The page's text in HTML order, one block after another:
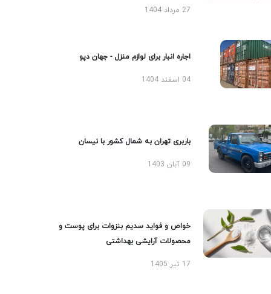
27 مرداد 1404
اجاره انبار برای لوازم منزل - جهان دپو
04 اسفند 1404
باربری تهران به شمال کشور با نیسان
09 آبان 1403
خواص و فواید سدیم بنزوات برای پوست و
محصولات آرایشی بهداشتی
17 تیر 1405